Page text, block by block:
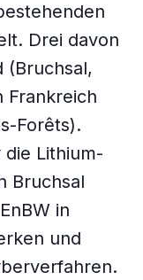
Drei davon
(Bruchsal,
Frankreich
Forêts).
Lithium-
Bruchsal
in
und